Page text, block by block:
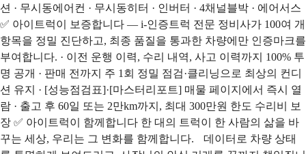
션 · 무시동에어컨 · 무시동히터 · 인버터 · 4채널블박 · 에어서스
✅ 아이트럭이 보증합니다 — i-인증트럭 전문 정비사가 100여 개
항목을 정밀 진단하고, 최종 품질을 통과한 차량에만 인증마크를
부여합니다. · 이전 운행 이력, 수리 내역, 사고 이력까지 100% 투
명 공개 · 판매 전까지 주 1회 정밀 점검·클리닝으로 최상의 컨디
션 유지 · [성능점검표]·[마스터리포트] 매물 페이지에서 즉시 열
람 · 출고 후 60일 또는 2만km까지, 최대 300만원 한도 수리비 보
장 ✅ 아이트럭이 함께합니다 한 대의 트럭이 한 사람의 삶을 바
꾸는 세상, 우리는 그 변화를 함께합니다. 데이터로 차량 상태